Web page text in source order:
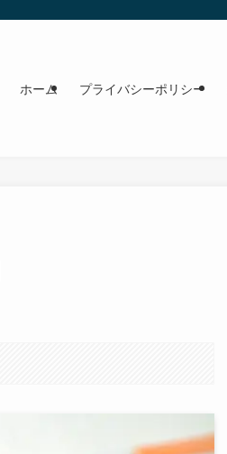
ホーム プライバシーポリシー